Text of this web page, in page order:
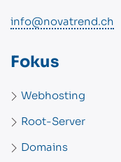
info@novatrend.ch
Fokus
Webhosting
Root-Server
Domains